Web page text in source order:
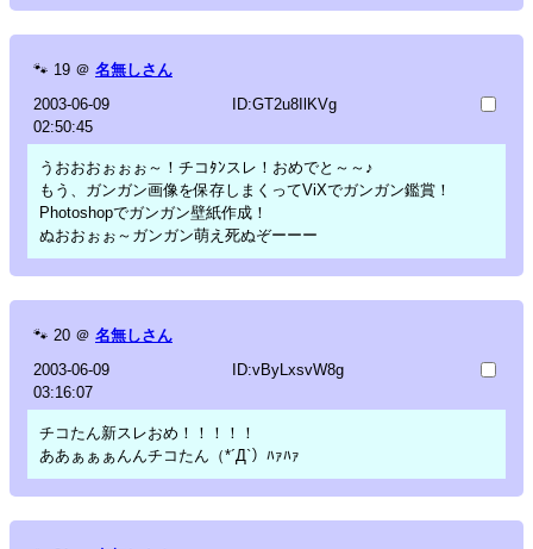
🐾 19 ＠ 名無しさん
2003-06-09
02:50:45
ID:GT2u8IlKVg
うおおおぉぉぉ～！チコﾀﾝスレ！おめでと～～♪
もう、ガンガン画像を保存しまくってViXでガンガン鑑賞！
Photoshopでガンガン壁紙作成！
ぬおおぉぉ～ガンガン萌え死ぬぞーーー
🐾 20 ＠ 名無しさん
2003-06-09
03:16:07
ID:vByLxsvW8g
チコたん新スレおめ！！！！！
ああぁぁぁんんチコたん（*´Д`）ﾊｧﾊｧ